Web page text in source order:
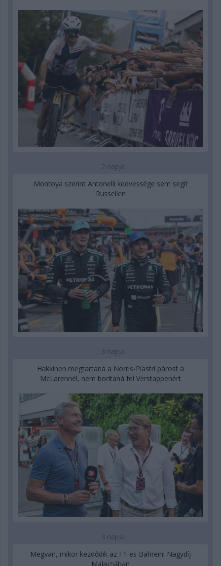
2 napja
Montoya szerint Antonelli kedvessége sem segít
Russellen
3 napja
Hakkinen megtartaná a Norris-Piastri párost a
McLarennél, nem borítaná fel Verstappenért
3 napja
Megvan, mikor kezdődik az F1-es Bahreini Nagydíj
Malajziában